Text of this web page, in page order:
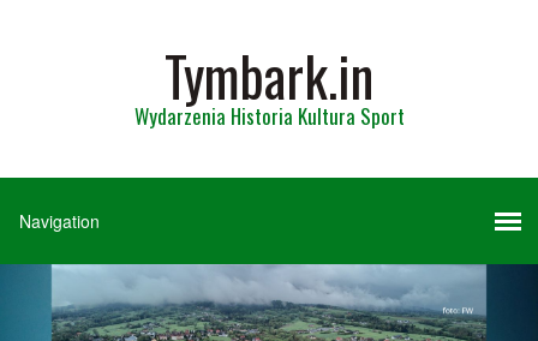
Tymbark.in
Wydarzenia Historia Kultura Sport